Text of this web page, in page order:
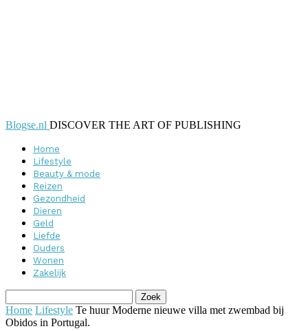
Blogse.nl DISCOVER THE ART OF PUBLISHING
Home
Lifestyle
Beauty & mode
Reizen
Gezondheid
Dieren
Geld
Liefde
Ouders
Wonen
Zakelijk
Home Lifestyle Te huur Moderne nieuwe villa met zwembad bij
Obidos in Portugal.